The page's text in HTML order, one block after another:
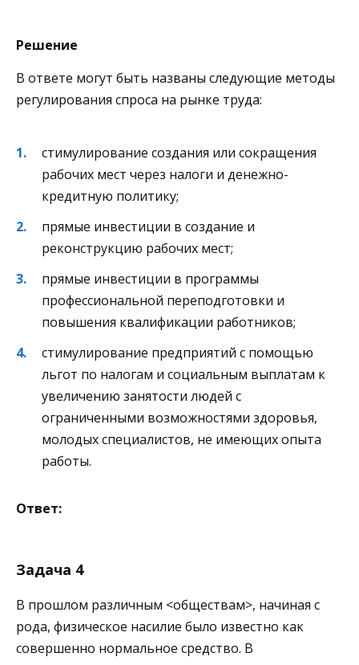
Решение
В ответе могут быть названы следующие методы
регулирования спроса на рынке труда:
стимулирование создания или сокращения
рабочих мест через налоги и денежно-
кредитную политику;
прямые инвестиции в создание и
реконструкцию рабочих мест;
прямые инвестиции в программы
профессиональной переподготовки и
повышения квалификации работников;
стимулирование предприятий с помощью
льгот по налогам и социальным выплатам к
увеличению занятости людей с
ограниченными возможностями здоровья,
молодых специалистов, не имеющих опыта
работы.
Ответ:
Задача 4
В прошлом различным <обществам>, начиная с
рода, физическое насилие было известно как
совершенно нормальное средство. В